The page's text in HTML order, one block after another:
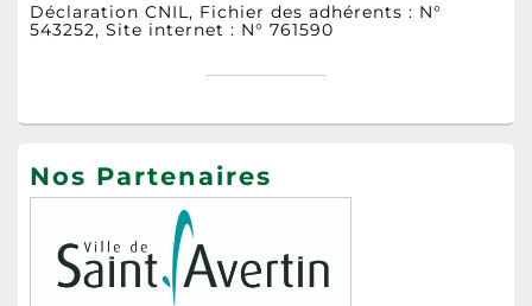
Déclaration CNIL, Fichier des adhérents : N°
543252, Site internet : N° 761590
Nos Partenaires